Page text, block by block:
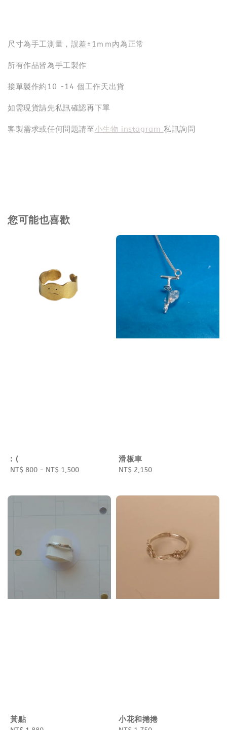
尺寸為手工測量，誤差±1ｍｍ內為正常
所有作品皆為手工製作
接單製作約10 -14 個工作天出貨
如需現貨請先私訊確認再下單
客製需求或任何問題請至小生物 instagram私訊詢問
您可能也喜歡
: (
Regular
NT$ 800 - NT$ 1,500
滑板車
Regular
NT$ 2,150
黃點 小花和捲捲